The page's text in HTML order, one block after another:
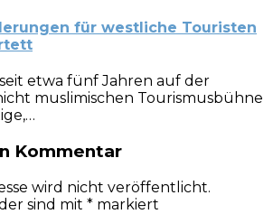
für westliche Touristen
etwa fünf Jahren auf der
muslimischen Tourismusbühne
Kommentar
wird nicht veröffentlicht.
sind mit * markiert